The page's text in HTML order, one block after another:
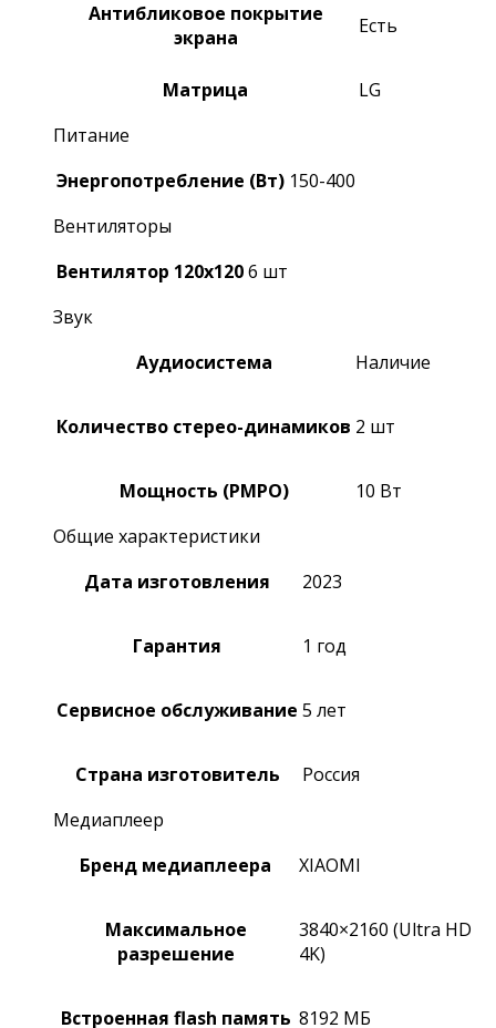
Антибликовое покрытие
экрана
Есть
Матрица
LG
Питание
Энергопотребление (Вт) 150-400
Вентиляторы
Вентилятор 120х1206 шт
Звук
Аудиосистема
Наличие
Количество стерео-динамиков 2 шт
Мощность (РМРО)
10 Вт
Общие характеристики
Дата изготовления
2023
Гарантия 1 год
Сервисное обслуживание 5 лет
Страна изготовитель
Россия
Медиаплеер
Бренд медиаплеера
XIAOMI
Максимальное
разрешение
3840×2160 (Ultra HD
4K)
Встроенная flash память 8192 МБ